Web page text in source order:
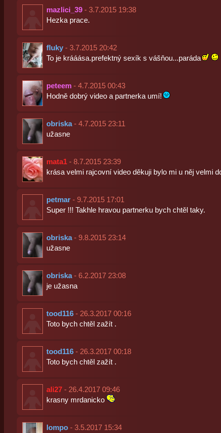
mazlici_39- 3.7.2015 19:38
Hezka prace.
fluky- 3.7.2015 20:42
To je krááása.prefektný sexík s vášňou...paráda
peteem- 4.7.2015 00:43
Hodně dobrý video a partnerka umí!
obriska- 4.7.2015 23:11
užasne
mata1- 8.7.2015 23:39
krása velmi rajcovní video děkuji bylo mi u něj velmi
petmar- 9.7.2015 17:01
Super !!! Takhle hravou partnerku bych chtěl taky.
obriska- 9.8.2015 23:14
užasne
obriska- 6.2.2017 23:08
je užasna
tood116- 26.3.2017 00:16
Toto bych chtěl zažít .
tood116- 26.3.2017 00:18
Toto bych chtěl zažít .
ali27- 26.4.2017 09:46
krasny mrdanicko
lompo- 3.5.2017 15:34